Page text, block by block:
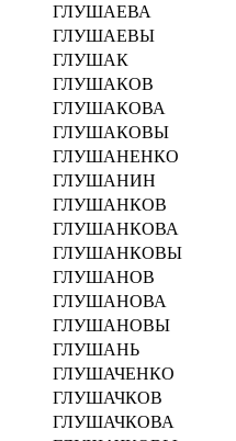
ГЛУШАЕВА
ГЛУШАЕВЫ
ГЛУШАК
ГЛУШАКОВ
ГЛУШАКОВА
ГЛУШАКОВЫ
ГЛУШАНЕНКО
ГЛУШАНИН
ГЛУШАНКОВ
ГЛУШАНКОВА
ГЛУШАНКОВЫ
ГЛУШАНОВ
ГЛУШАНОВА
ГЛУШАНОВЫ
ГЛУШАНЬ
ГЛУШАЧЕНКО
ГЛУШАЧКОВ
ГЛУШАЧКОВА